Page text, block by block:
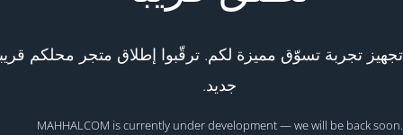
تجربة تسوّق مميزة لكم. ترقّبوا إطلاق متجر محلكم
جديد.
MAHHALCOM is currently under development — we will be back soon.